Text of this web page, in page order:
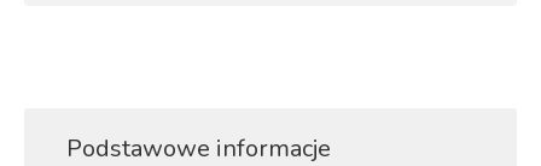
Podstawowe informacje